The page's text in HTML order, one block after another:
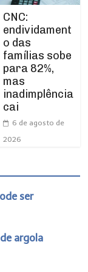
CNC:
endividament
o das
famílias sobe
para 82%,
mas
inadimplência
cai
6 de agosto de
2026
ser
argola